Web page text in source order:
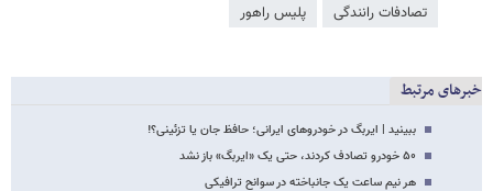
تصادفات رانندگی پلیس راهور
خبرهای مرتبط
ببینید | ایربگ در خودروهای ایرانی؛ حافظ جان یا تزئینی؟!
۵۰ خودرو تصادف کردند، حتی یک «ایربگ» باز نشد
هر نیم ساعت یک جانباخته در سوانح ترافیکی